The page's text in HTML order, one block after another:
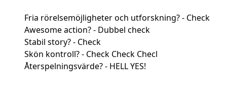
Fria rörelsemöjligheter och utforskning? - Check
Awesome action? - Dubbel check
Stabil story? - Check
Skön kontroll? - Check Check Checl
Återspelningsvärde? - HELL YES!